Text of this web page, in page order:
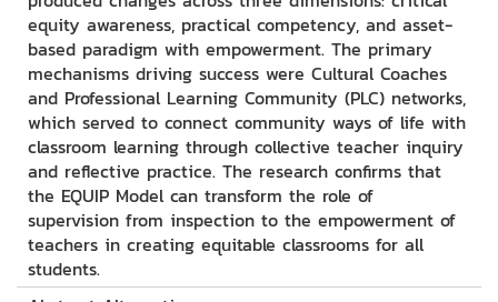
equity awareness, practical competency, and asset-
based paradigm with empowerment. The primary
mechanisms driving success were Cultural Coaches
and Professional Learning Community (PLC) networks,
which served to connect community ways of life with
classroom learning through collective teacher inquiry
and reflective practice. The research confirms that
the EQUIP Model can transform the role of
supervision from inspection to the empowerment of
teachers in creating equitable classrooms for all
students.